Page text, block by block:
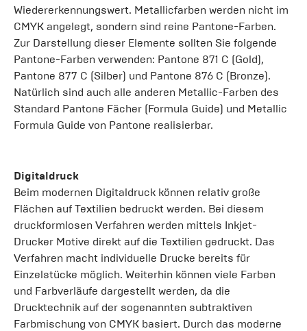
Wiedererkennungswert. Metallicfarben werden nicht im
CMYK angelegt, sondern sind reine Pantone-Farben.
Zur Darstellung dieser Elemente sollten Sie folgende
Pantone-Farben verwenden: Pantone 871 C (Gold),
Pantone 877 C (Silber) und Pantone 876 C (Bronze).
Natürlich sind auch alle anderen Metallic-Farben des
Standard Pantone Fächer (Formula Guide) und Metallic
Formula Guide von Pantone realisierbar.
Digitaldruck
Beim modernen Digitaldruck können relativ große
Flächen auf Textilien bedruckt werden. Bei diesem
druckformlosen Verfahren werden mittels Inkjet-
Drucker Motive direkt auf die Textilien gedruckt. Das
Verfahren macht individuelle Drucke bereits für
Einzelstücke möglich. Weiterhin können viele Farben
und Farbverläufe dargestellt werden, da die
Drucktechnik auf der sogenannten subtraktiven
Farbmischung von CMYK basiert. Durch das moderne